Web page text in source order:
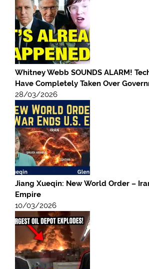
Whitney Webb SOUNDS ALARM!
Have Completely Taken Over
28/03/2026
Jiang Xueqin: New World Order –
Empire
10/03/2026